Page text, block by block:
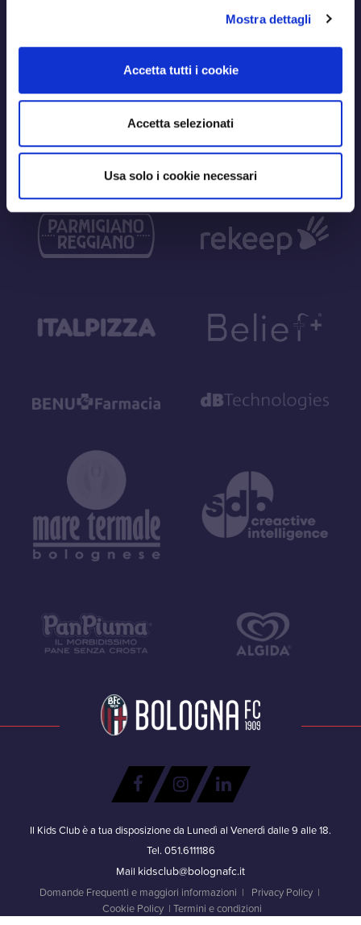
Mostra dettagli
Accetta tutti i cookie
Accetta selezionati
Usa solo i cookie necessari
Il Kids Club è a tua disposizione da Lunedì al Venerdì dalle 9 alle 18.
Tel. 051.6111186
Mail kidsclub@bolognafc.it
Domande Frequenti e maggiori informazioni | Privacy Policy|
Cookie Policy| Termini e condizioni